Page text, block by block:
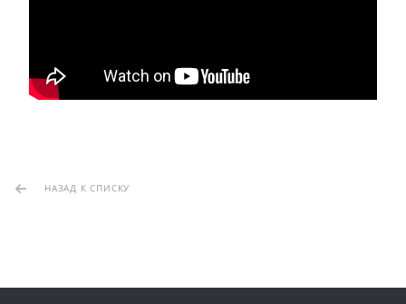
НАЗАД К СПИСКУ